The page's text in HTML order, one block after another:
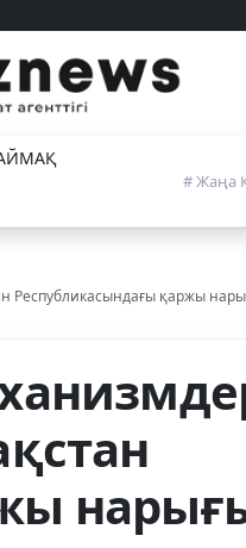
# Жаңа
Республикасындағы қаржы